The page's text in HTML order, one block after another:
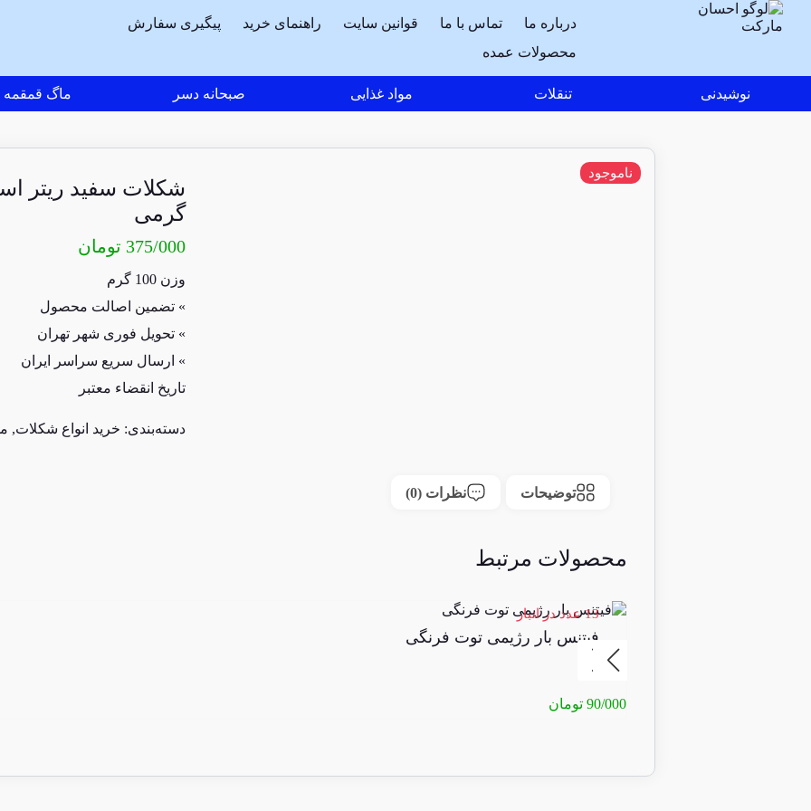
درباره ما تماس با ما قوانین سایت راهنمای خرید
پیگیری سفارش
محصولات عمده
نوشیدنی تنقلات مواد غذایی صبحانه دسر ماگ قمقمه
گرمی
375/000 تومان
وزن 100 گرم
» تضمین اصالت محصول
» تحویل فوری شهر تهران
» ارسال سریع سراسر ایران
تاریخ انقضاء معتبر
ناموجود
دسته‌بندی: خرید انواع شکلات,
توضیحات نظرات (0)
محصولات مرتبط
13 عدد در انبار
فیتنس بار رژیمی توت فرنگی
90/000 تومان